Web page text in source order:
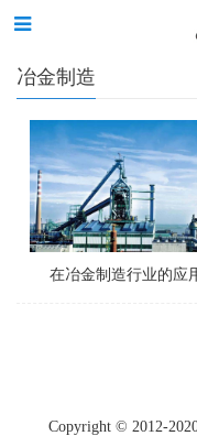
冶金制造
在冶金制造行业的应
Copyright © 2012-